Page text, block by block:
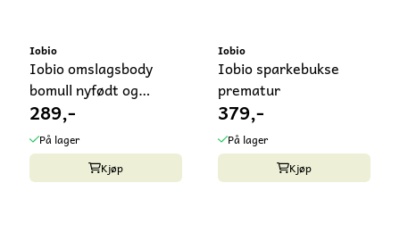
Iobio
Iobio omslagsbody
bomull nyfødt og
prematur
289,-
På lager
Kjøp
Iobio
Iobio sparkebukse
prematur
379,-
På lager
Kjøp